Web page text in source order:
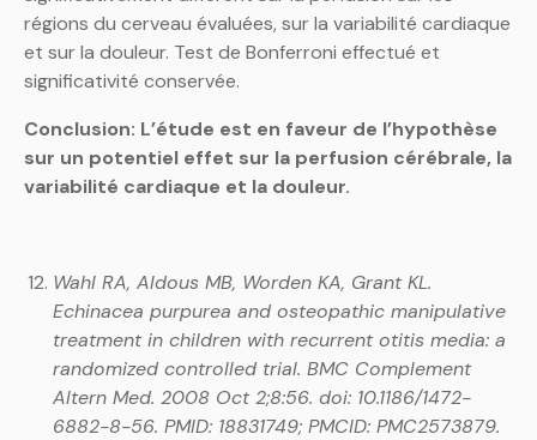
régions du cerveau évaluées, sur la variabilité cardiaque
et sur la douleur. Test de Bonferroni effectué et
significativité conservée.
Conclusion: L’étude est en faveur de l’hypothèse
sur un potentiel effet sur la perfusion cérébrale, la
variabilité cardiaque et la douleur.
Wahl RA, Aldous MB, Worden KA, Grant KL.
Echinacea purpurea and osteopathic manipulative
treatment in children with recurrent otitis media: a
randomized controlled trial. BMC Complement
Altern Med. 2008 Oct 2;8:56. doi: 10.1186/1472-
6882-8-56. PMID: 18831749; PMCID: PMC2573879.